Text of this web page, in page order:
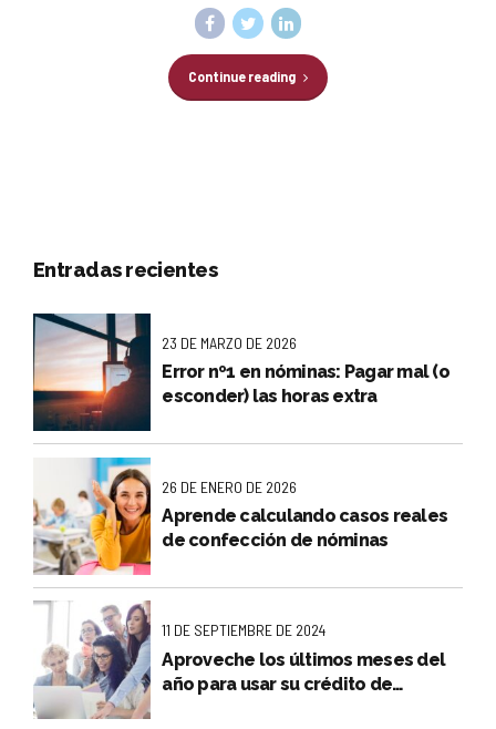
Continue reading
Entradas recientes
23 DE MARZO DE 2026
Error nº1 en nóminas: Pagar mal (o
esconder) las horas extra
26 DE ENERO DE 2026
Aprende calculando casos reales
de confección de nóminas
11 DE SEPTIEMBRE DE 2024
Aproveche los últimos meses del
año para usar su crédito de